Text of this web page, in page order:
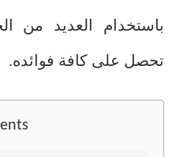
باستخدام العديد من
تحصل على كافة فوائده.